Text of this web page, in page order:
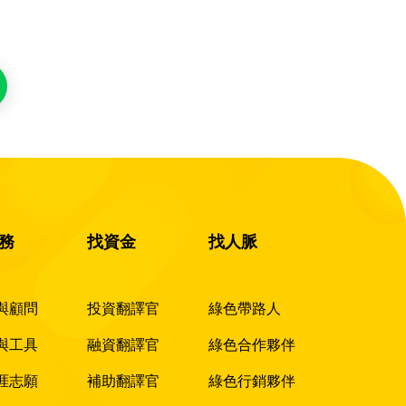
顧問
工具
志願
找資金
投資翻譯官
融資翻譯官
補助翻譯官
找人脈
綠色帶路人
綠色合作夥伴
綠色行銷夥伴